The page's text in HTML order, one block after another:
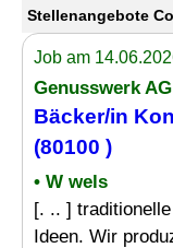
Stellenangebote
Job am
Genusswerk AG
Bäcker/in
(80100 )
• W wels
[. .. ]
Ideen. Wir